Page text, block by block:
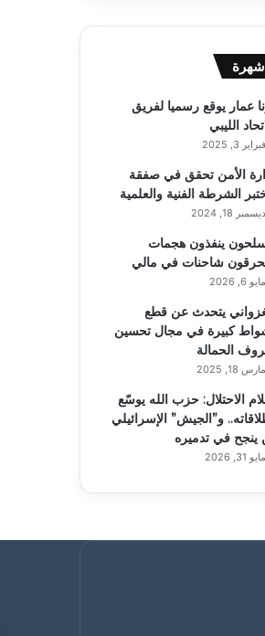
شهرة
عمار يوقع رسميا لفريق
الليبي
فبراير 3, 2025
الأمن تحقق في صفقة
الشرطة الفنية والعلمية
ديسمبر 18, 2024
ينفذون هجمات
شاحنات في مالي
مايو 6, 2026
يتحدث عن قطع
كبيرة في مجال تحسين
الحمالة
مارس 18, 2025
الاحتلال: حزب الله يوسّع
و”الجيش” الإسرائيلي
ينجح في تدميره
مايو 31, 2026